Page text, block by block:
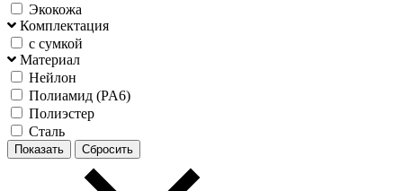
Экокожа
Комплектация
с сумкой
Материал
Нейлон
Полиамид (PA6)
Полиэстер
Сталь